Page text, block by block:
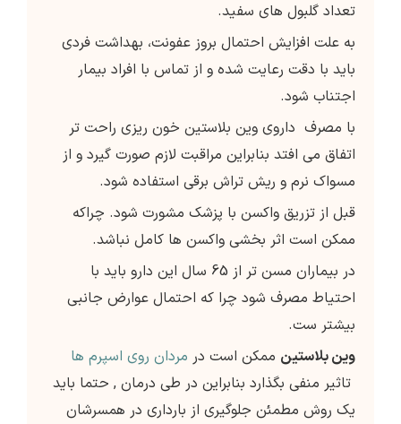
تعداد گلبول های سفید.
به علت افزایش احتمال بروز عفونت، بهداشت فردی
باید با دقت رعایت شده و از تماس با افراد بیمار
اجتناب شود.
با مصرف داروی وین بلاستین خون ریزی راحت تر
اتفاق می افتد بنابراین مراقبت لازم صورت گیرد و از
مسواک نرم و ریش تراش برقی استفاده شود.
قبل از تزریق واکسن با پزشک مشورت شود. چراکه
ممکن است اثر بخشی واکسن ها کامل نباشد.
در بیماران مسن تر از 65 سال این دارو باید با
احتیاط مصرف شود چرا که احتمال عوارض جانبی
بیشتر ست.
وین بلاستین ممکن است در مردان روی اسپرم ها
تاثیر منفی بگذارد بنابراین در طی درمان , حتما باید
یک روش مطمئن جلوگیری از بارداری در همسرشان